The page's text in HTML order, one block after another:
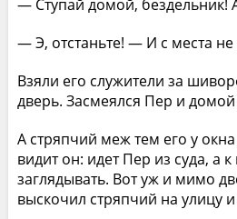
— Ступай домой, бездельник!
— Э, отстаньте! — И с места не
Взяли его служители за
дверь. Засмеялся Пер и
А стряпчий меж тем его у
видит он: идет Пер из суда, а
заглядывать. Вот уж и мимо
выскочил стряпчий на улицу